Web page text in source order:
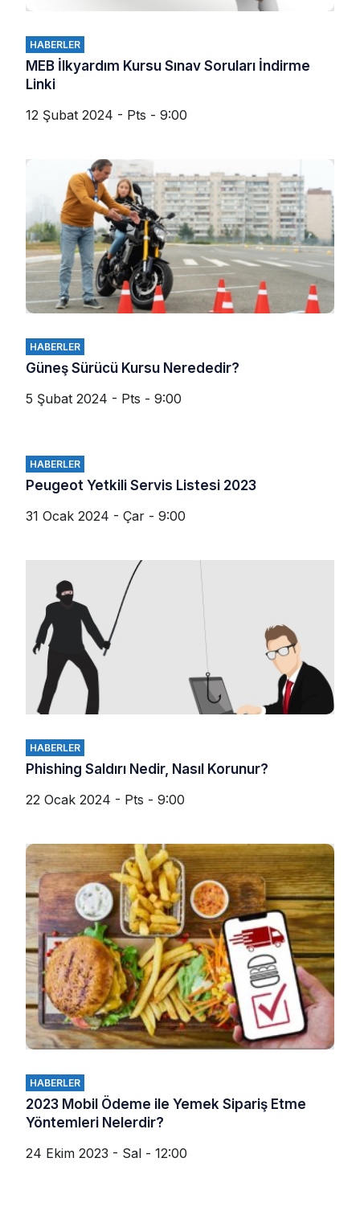
HABERLER
MEB İlkyardım Kursu Sınav Soruları İndirme
Linki
12 Şubat 2024 - Pts - 9:00
HABERLER
Güneş Sürücü Kursu Nerededir?
5 Şubat 2024 - Pts - 9:00
HABERLER
Peugeot Yetkili Servis Listesi 2023
31 Ocak 2024 - Çar - 9:00
HABERLER
Phishing Saldırı Nedir, Nasıl Korunur?
22 Ocak 2024 - Pts - 9:00
HABERLER
2023 Mobil Ödeme ile Yemek Sipariş Etme
Yöntemleri Nelerdir?
24 Ekim 2023 - Sal - 12:00